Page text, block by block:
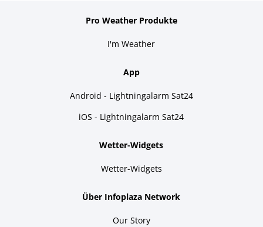
Pro Weather Produkte
I'm Weather
App
Android - Lightningalarm Sat24
iOS - Lightningalarm Sat24
Wetter-Widgets
Wetter-Widgets
Über Infoplaza Network
Our Story